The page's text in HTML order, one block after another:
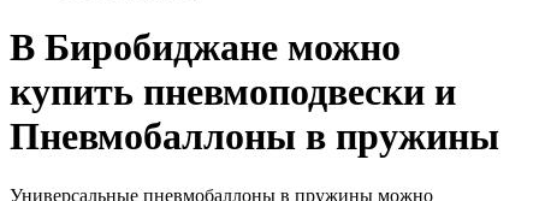
В Биробиджане можно
купить пневмоподвески и
Пневмобаллоны в пружины
Универсальные пневмобаллоны в пружины можно